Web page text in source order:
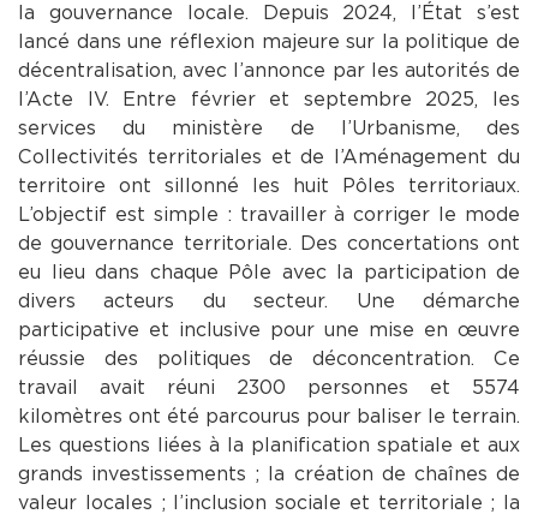
la gouvernance locale. Depuis 2024, l’État s’est
lancé dans une réflexion majeure sur la politique de
décentralisation, avec l’annonce par les autorités de
l’Acte IV. Entre février et septembre 2025, les
services du ministère de l’Urbanisme, des
Collectivités territoriales et de l’Aménagement du
territoire ont sillonné les huit Pôles territoriaux.
L’objectif est simple : travailler à corriger le mode
de gouvernance territoriale. Des concertations ont
eu lieu dans chaque Pôle avec la participation de
divers acteurs du secteur. Une démarche
participative et inclusive pour une mise en œuvre
réussie des politiques de déconcentration. Ce
travail avait réuni 2300 personnes et 5574
kilomètres ont été parcourus pour baliser le terrain.
Les questions liées à la planification spatiale et aux
grands investissements ; la création de chaînes de
valeur locales ; l’inclusion sociale et territoriale ; la